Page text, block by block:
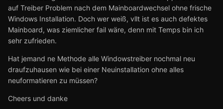
auf Treiber Problem nach dem Mainboardwechsel ohne frische
Windows Installation. Doch wer weiß, vllt ist es auch defektes
Mainboard, was ziemlicher fail wäre, denn mit Temps bin ich
sehr zufrieden.
Hat jemand ne Methode alle Windowstreiber nochmal neu
draufzuhausen wie bei einer Neuinstallation ohne alles
neuformatieren zu müssen?
Cheers und danke